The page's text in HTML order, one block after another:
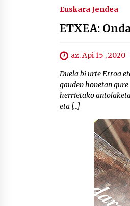
Euskara Jendea
ETXEA:
az. Api 15 , 2020
Duela bi urte Erroa
gauden honetan
herrietako
eta […]